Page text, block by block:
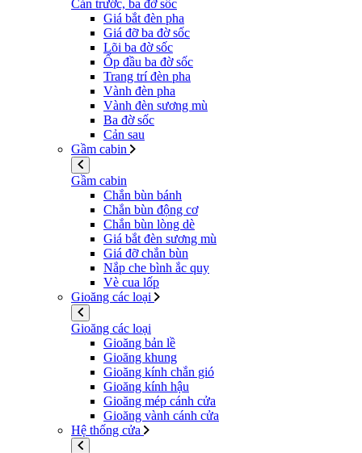
Cản trước, ba đờ sốc
Giá bắt đèn pha
Giá đỡ ba đờ sốc
Lõi ba đờ sốc
Ốp đầu ba đờ sốc
Trang trí đèn pha
Vành đèn pha
Vành đèn sương mù
Ba đờ sốc
Cản sau
Gầm cabin
Gầm cabin
Chắn bùn bánh
Chắn bùn động cơ
Chắn bùn lòng dè
Giá bắt đèn sương mù
Giá đỡ chắn bùn
Nắp che bình ắc quy
Vè cua lốp
Gioăng các loại
Gioăng các loại
Gioăng bản lề
Gioăng khung
Gioăng kính chắn gió
Gioăng kính hậu
Gioăng mép cánh cửa
Gioăng vành cánh cửa
Hệ thống cửa